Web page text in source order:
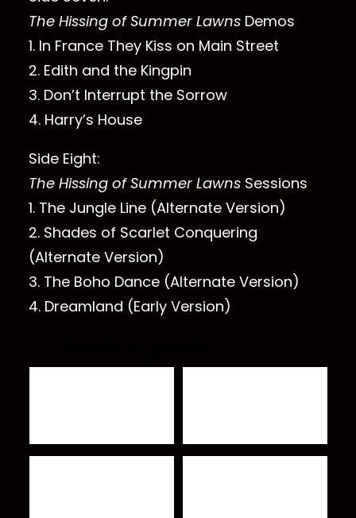
The Hissing of Summer Lawns Demos
1. In France They Kiss on Main Street
2. Edith and the Kingpin
3. Don’t Interrupt the Sorrow
4. Harry’s House
Side Eight:
The Hissing of Summer Lawns Sessions
1. The Jungle Line (Alternate Version)
2. Shades of Scarlet Conquering
(Alternate Version)
3. The Boho Dance (Alternate Version)
4. Dreamland (Early Version)